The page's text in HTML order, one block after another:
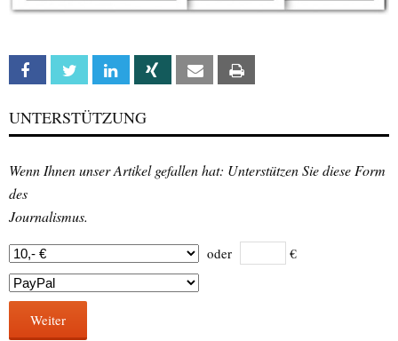
Facebook Twitter Linkedin Xing Email
UNTERSTÜTZUNG
Wenn Ihnen unser Artikel gefallen hat: Unterstützen Sie diese Form
des
Journalismus.
oder €
Weiter